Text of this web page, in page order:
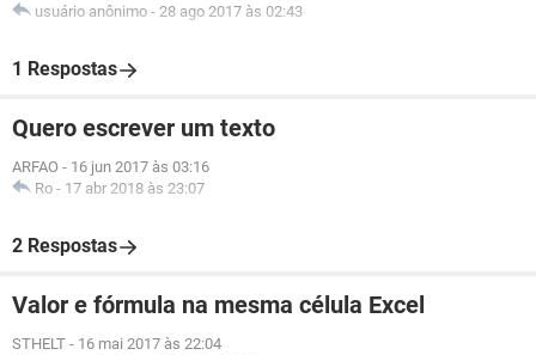
usuário anônimo - 28 ago 2017 às 02:43
1 Respostas
Quero escrever um texto
ARFAO - 16 jun 2017 às 03:16
Ro - 17 abr 2018 às 23:07
2 Respostas
Valor e fórmula na mesma célula Excel
STHELT - 16 mai 2017 às 22:04